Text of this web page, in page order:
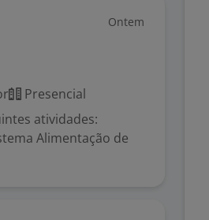
Ontem
Presencial
atividades:
Alimentação de